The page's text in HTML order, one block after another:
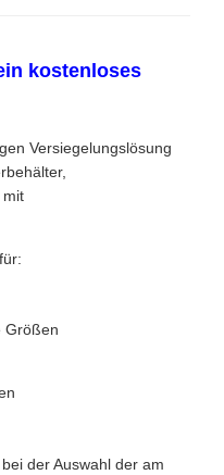
kostenloses
Versiegelungslösung
mit
Größen
der Auswahl der am